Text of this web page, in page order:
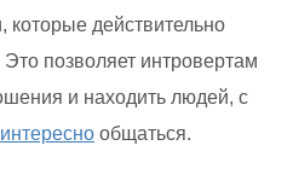
действительно
позволяет интровертам
и находить людей, с
интересно общаться.